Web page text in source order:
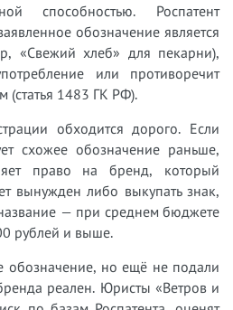
способностью. Роспатент
обозначение является
«Свежий хлеб» для пекарни),
или противоречит
(статья 1483 ГК РФ).
обходится дорого. Если
схожее обозначение раньше,
право на бренд, который
вынужден либо выкупать знак,
— при среднем бюджете
рублей и выше.
обозначение, но ещё не подали
реален. Юристы «Ветров и